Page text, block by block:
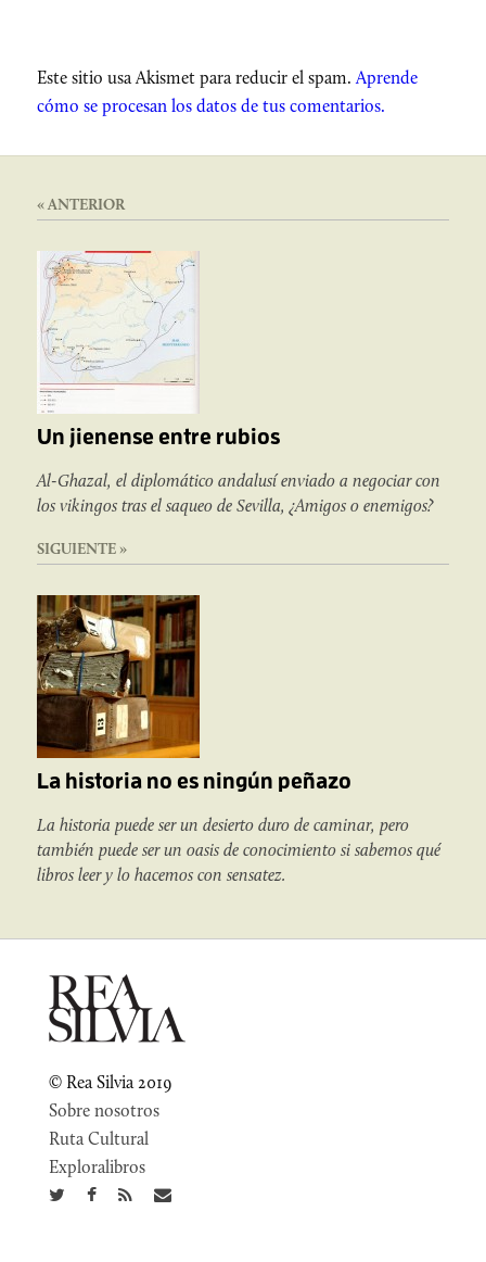
Este sitio usa Akismet para reducir el spam.Aprende
cómo se procesan los datos de tus comentarios.
« ANTERIOR
Un jienense entre rubios
Al-Ghazal, el diplomático andalusí enviado a negociar con
los vikingos tras el saqueo de Sevilla, ¿Amigos o enemigos?
SIGUIENTE »
La historia no es ningún peñazo
La historia puede ser un desierto duro de caminar, pero
también puede ser un oasis de conocimiento si sabemos qué
libros leer y lo hacemos con sensatez.
© Rea Silvia 2019
Sobre nosotros
Ruta Cultural
Exploralibros